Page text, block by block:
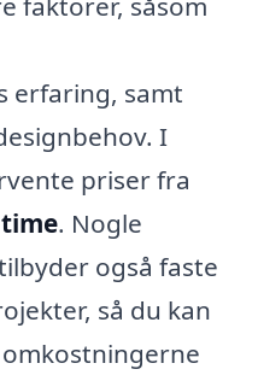
erfaring, samt
I
priser fra
time. Nogle
også faste
så du kan